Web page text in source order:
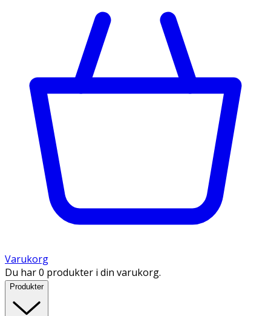
Varukorg
Du har 0 produkter i din varukorg.
Produkter